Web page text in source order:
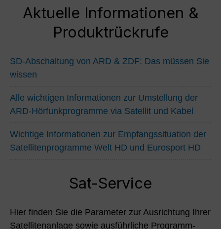
Aktuelle Informationen &
Produktrückrufe
SD-Abschaltung von ARD & ZDF: Das müssen Sie
wissen
Alle wichtigen Informationen zur Umstellung der
ARD-Hörfunkprogramme via Satellit und Kabel
Wichtige Informationen zur Empfangssituation der
Satellitenprogramme Welt HD und Eurosport HD
Sat-Service
Hier finden Sie die Parameter zur Ausrichtung Ihrer
Satellitenanlage sowie ausführliche Programm-